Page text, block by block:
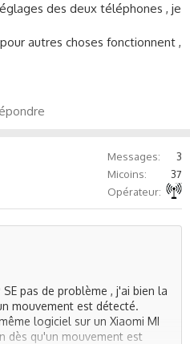
des deux téléphones , je
autres choses fonctionnent ,
Messages
3
Micoins
37
Opérateur
pas de problème , j'ai bien la
mouvement est détecté.
logiciel sur un Xiaomi MI
dès qu'un mouvement est